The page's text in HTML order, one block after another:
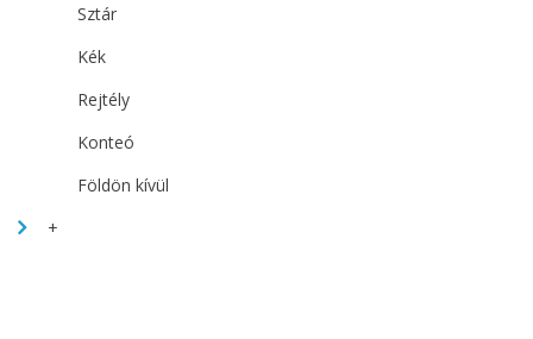
Sztár
Kék
Rejtély
Konteó
Földön kívül
+